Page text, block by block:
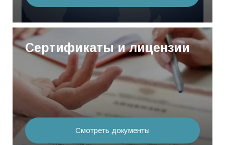
Сертификаты и лицензии
Смотреть документы